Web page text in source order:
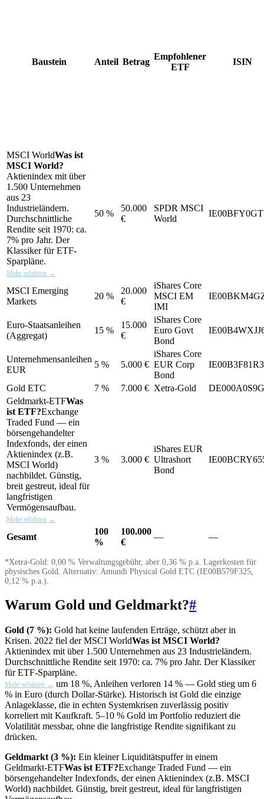
Baustein Anteil Betrag
Empfohlener
ETF
ISIN
MSCI WorldWas ist
MSCI World?
Aktienindex mit über
1.500 Unternehmen
aus 23
Industrieländern.
Durchschnittliche
Rendite seit 1970: ca.
7% pro Jahr. Der
Klassiker für ETF-
Sparpläne.
Mehr erfahren →
50 %
50.000
€
SPDR MSCI
World
MSCI Emerging
Markets
20 %
20.000
€
iShares Core
MSCI EM
IMI
Euro-Staatsanleihen
(Aggregat)
15 %
15.000
€
iShares Core
Euro Govt
Bond
Unternehmensanleihen
EUR
5 % 5.000 €
iShares Core
EUR Corp
Bond
Gold ETC 7 % 7.000 € Xetra-Gold
Geldmarkt-ETFWas
ist ETF?Exchange
Traded Fund — ein
börsengehandelter
Indexfonds, der einen
Aktienindex (z.B.
MSCI World)
nachbildet. Günstig,
breit gestreut, ideal für
langfristigen
Vermögensaufbau.
Mehr erfahren →
3 % 3.000 €
iShares EUR
Ultrashort
Bond
Gesamt
100
%
100.000
€
— —
*Xetra-Gold: 0,00 % Verwaltungsgebühr, aber 0,36 % p.a. Lagerkosten für
physisches Gold. Alternativ: Amundi Physical Gold ETC (IE00B579F325,
0,12 % p.a.).
Warum Gold und Geldmarkt?#
Gold (7 %): Gold hat keine laufenden Erträge, schützt aber in
Krisen. 2022 fiel derMSCI WorldWas ist MSCI World?
Aktienindex mit über 1.500 Unternehmen aus 23 Industrieländern.
Durchschnittliche Rendite seit 1970: ca. 7% pro Jahr. Der Klassiker
für ETF-Sparpläne.
Mehr erfahren → um 18 %, Anleihen verloren 14 % — Gold stieg um 6
% in Euro (durch Dollar-Stärke). Historisch ist Gold die einzige
Anlageklasse, die in echten Systemkrisen zuverlässig positiv
korreliert mit Kaufkraft. 5–10 % Gold im Portfolio reduziert die
Volatilität messbar, ohne die langfristige Rendite signifikant zu
drücken.
Geldmarkt (3 %): Ein kleiner Liquiditätspuffer in einem
Geldmarkt-ETFWas ist ETF?Exchange Traded Fund — ein
börsengehandelter Indexfonds, der einen Aktienindex (z.B. MSCI
World) nachbildet. Günstig, breit gestreut, ideal für langfristigen